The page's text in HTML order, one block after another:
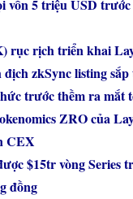
vốn 5 triệu USD
rục rịch triển khai
zkSync listing sắp
trước thềm ra mắt
ZRO của
CEX
$15tr vòng Series
đồng